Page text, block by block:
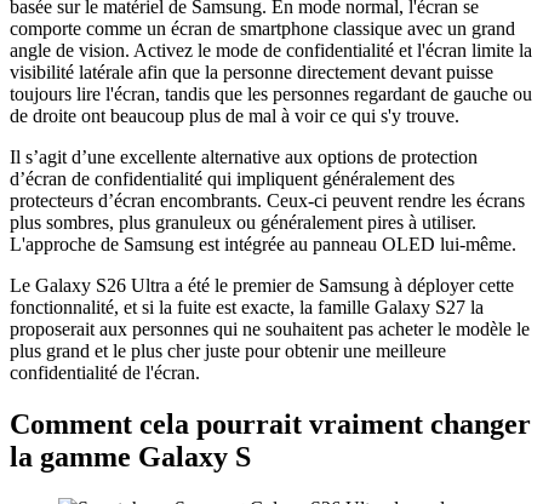
basée sur le matériel de Samsung. En mode normal, l'écran se
comporte comme un écran de smartphone classique avec un grand
angle de vision. Activez le mode de confidentialité et l'écran limite la
visibilité latérale afin que la personne directement devant puisse
toujours lire l'écran, tandis que les personnes regardant de gauche ou
de droite ont beaucoup plus de mal à voir ce qui s'y trouve.
Il s’agit d’une excellente alternative aux options de protection
d’écran de confidentialité qui impliquent généralement des
protecteurs d’écran encombrants. Ceux-ci peuvent rendre les écrans
plus sombres, plus granuleux ou généralement pires à utiliser.
L'approche de Samsung est intégrée au panneau OLED lui-même.
Le Galaxy S26 Ultra a été le premier de Samsung à déployer cette
fonctionnalité, et si la fuite est exacte, la famille Galaxy S27 la
proposerait aux personnes qui ne souhaitent pas acheter le modèle le
plus grand et le plus cher juste pour obtenir une meilleure
confidentialité de l'écran.
Comment cela pourrait vraiment changer
la gamme Galaxy S